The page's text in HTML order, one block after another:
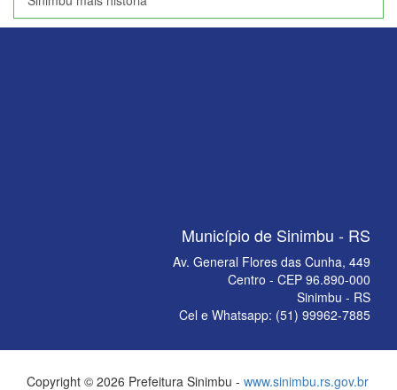
Município de Sinimbu - RS
Av. General Flores das Cunha, 449
Centro - CEP 96.890-000
Sinimbu - RS
Cel e Whatsapp: (51) 99962-7885
Copyright © 2026 Prefeitura Sinimbu - www.sinimbu.rs.gov.br